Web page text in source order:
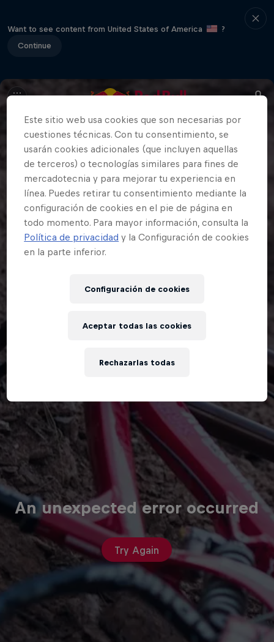
Want to see content from United States of America
?
Continue
An unexpected error occurred
Try Again
Este sitio web usa cookies que son necesarias por
cuestiones técnicas. Con tu consentimiento, se
usarán cookies adicionales (que incluyen aquellas
de terceros) o tecnologías similares para fines de
mercadotecnia y para mejorar tu experiencia en
línea. Puedes retirar tu consentimiento mediante la
configuración de cookies en el pie de página en
todo momento. Para mayor información, consulta la
Política de privacidad y la Configuración de cookies
en la parte inferior.
Configuración de cookies
Rechazarlas todas
Aceptar todas las cookies